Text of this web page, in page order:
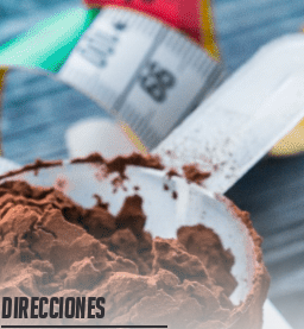
Direcciones